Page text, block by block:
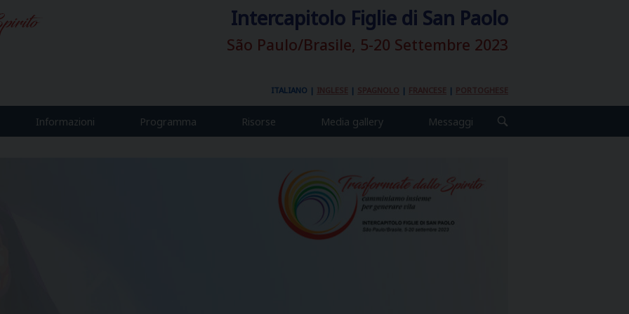
Intercapitolo Figlie di San Paolo
São Paulo/Brasile, 5-20 Settembre 2023
ITALIANO | INGLESE | SPAGNOLO | FRANCESE | PORTOGHESE
Informazioni Programma Risorse Media gallery Messaggi
OPEN